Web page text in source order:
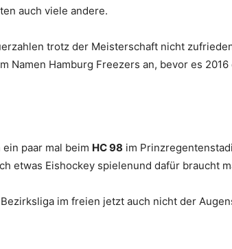
auch viele andere.
trotz der Meisterschaft nicht
Namen Hamburg Freezers an, bevor es
paar mal beim HC 98 im
etwas Eishockey spielenund dafür braucht
im freien jetzt auch nicht der